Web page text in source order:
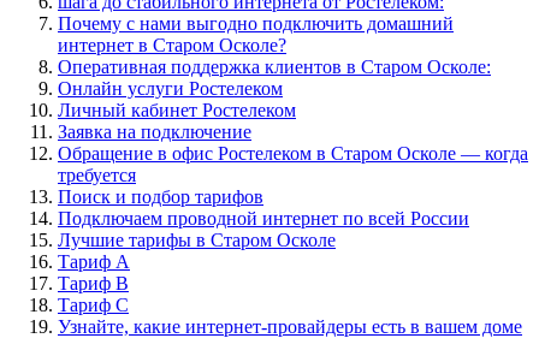
Почему с нами выгодно подключить домашний
интернет в Старом Осколе?
Оперативная поддержка клиентов в Старом Осколе:
Онлайн услуги Ростелеком
Личный кабинет Ростелеком
Заявка на подключение
Обращение в офис Ростелеком в Старом Осколе — когда
требуется
Поиск и подбор тарифов
Подключаем проводной интернет по всей России
Лучшие тарифы в Старом Осколе
Тариф A
Тариф B
Тариф C
Узнайте, какие интернет-провайдеры есть в вашем доме